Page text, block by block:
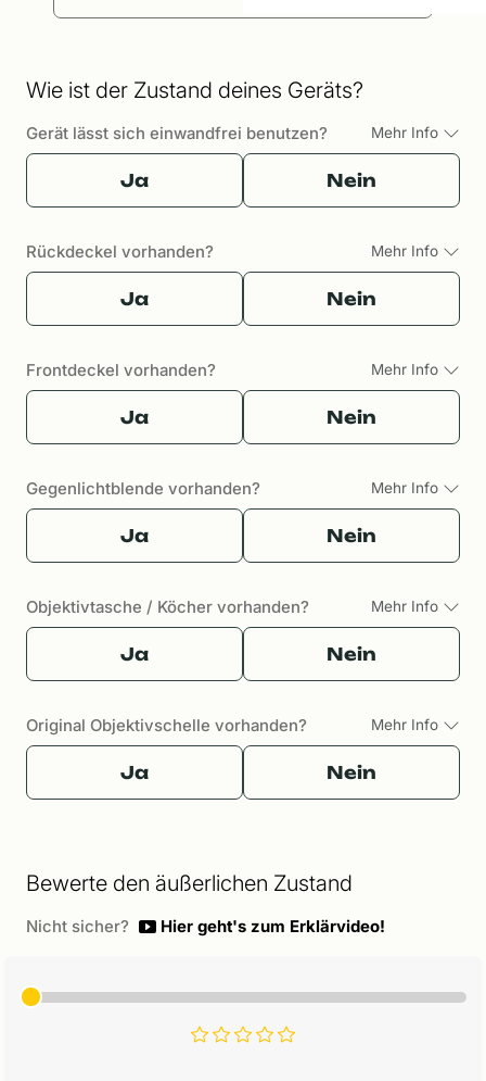
Wie ist der Zustand deines Geräts?
Gerät lässt sich einwandfrei benutzen? Mehr Info
Ja Nein
Rückdeckel vorhanden? Mehr Info
Ja Nein
Frontdeckel vorhanden? Mehr Info
Ja Nein
Gegenlichtblende vorhanden? Mehr Info
Ja Nein
Objektivtasche / Köcher vorhanden? Mehr Info
Ja Nein
Original Objektivschelle vorhanden? Mehr Info
Ja Nein
Bewerte den äußerlichen Zustand
Nicht sicher? Hier geht's zum Erklärvideo!